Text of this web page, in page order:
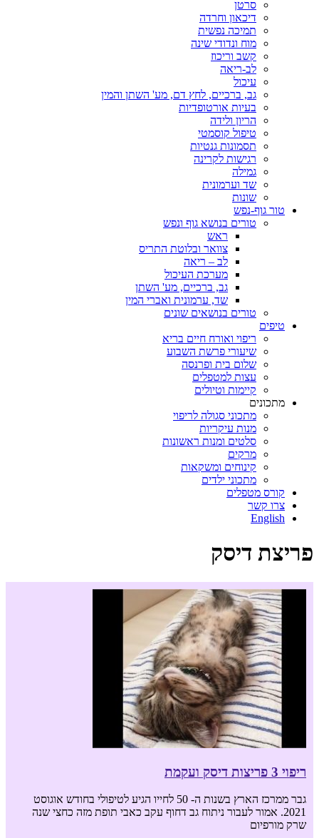
סרטן
דיכאון וחרדה
תמיכה נפשית
מוח ונדודי שינה
קשב וריכוז
לב-ריאה
עיכול
גב, ברכיים, לחץ דם, מע' השתן והמין
בעיות אורטופדיות
הריון ולידה
טיפול קוסמטי
תסמונות גנטיות
רגישות לקרינה
גמילה
שד וערמונית
שונות
טור גוף-נפש
טורים בנושא גוף ונפש
ראש
צוואר ובלוטת התריס
לב – ריאה
מערכת העיכול
גב, ברכיים, מע' השתן
שד, ערמונית ואברי המין
טורים בנושאים שונים
טיפים
ריפוי ואורח חיים בריא
שיעורי פרשת השבוע
שלום בית ופרנסה
עצות למטפלים
קיימות וטיולים
מתכונים
מתכוני סגולה לריפוי
מנות עיקריות
סלטים ומנות ראשונות
מרקים
קינוחים ומשקאות
מתכוני ילדים
קורס מטפלים
צרו קשר
English
פריצת דיסק
ריפוי 3 פריצות דיסק ועקמת
גבר ממרכז הארץ בשנות ה- 50 לחייו הגיע לטיפולי בחודש אוגוסט
2021. אמור לעבור ניתוח גב דחוף עקב כאבי תופת מזה כחצי שנה
שרק מורפיום